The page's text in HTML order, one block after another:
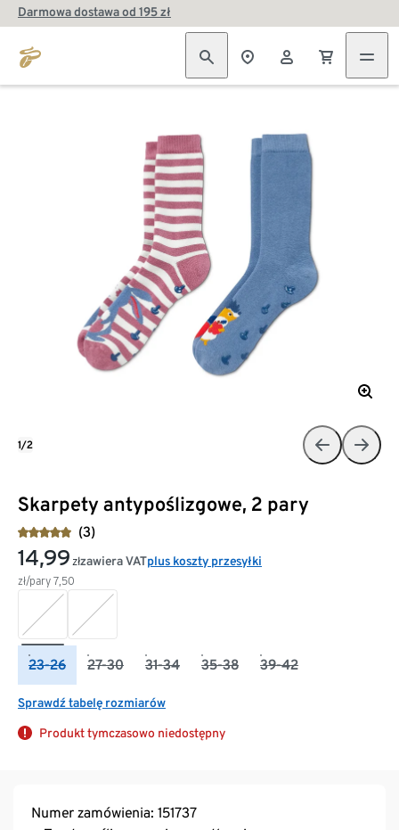
Darmowa dostawa od 195 zł
Skarpety antypoślizgowe, 2 pary
(3)
14,99 zł
zł/pary 7,50
zawiera VATplus koszty przesyłki
23-26 27-30 31-34 35-38 39-42
Sprawdź tabelę rozmiarów
Produkt tymczasowo niedostępny
1/2
Numer zamówienia: 151737